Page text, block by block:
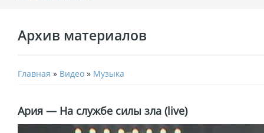
Архив материалов
Главная » Видео » Музыка
Ария — На службе силы зла (live)